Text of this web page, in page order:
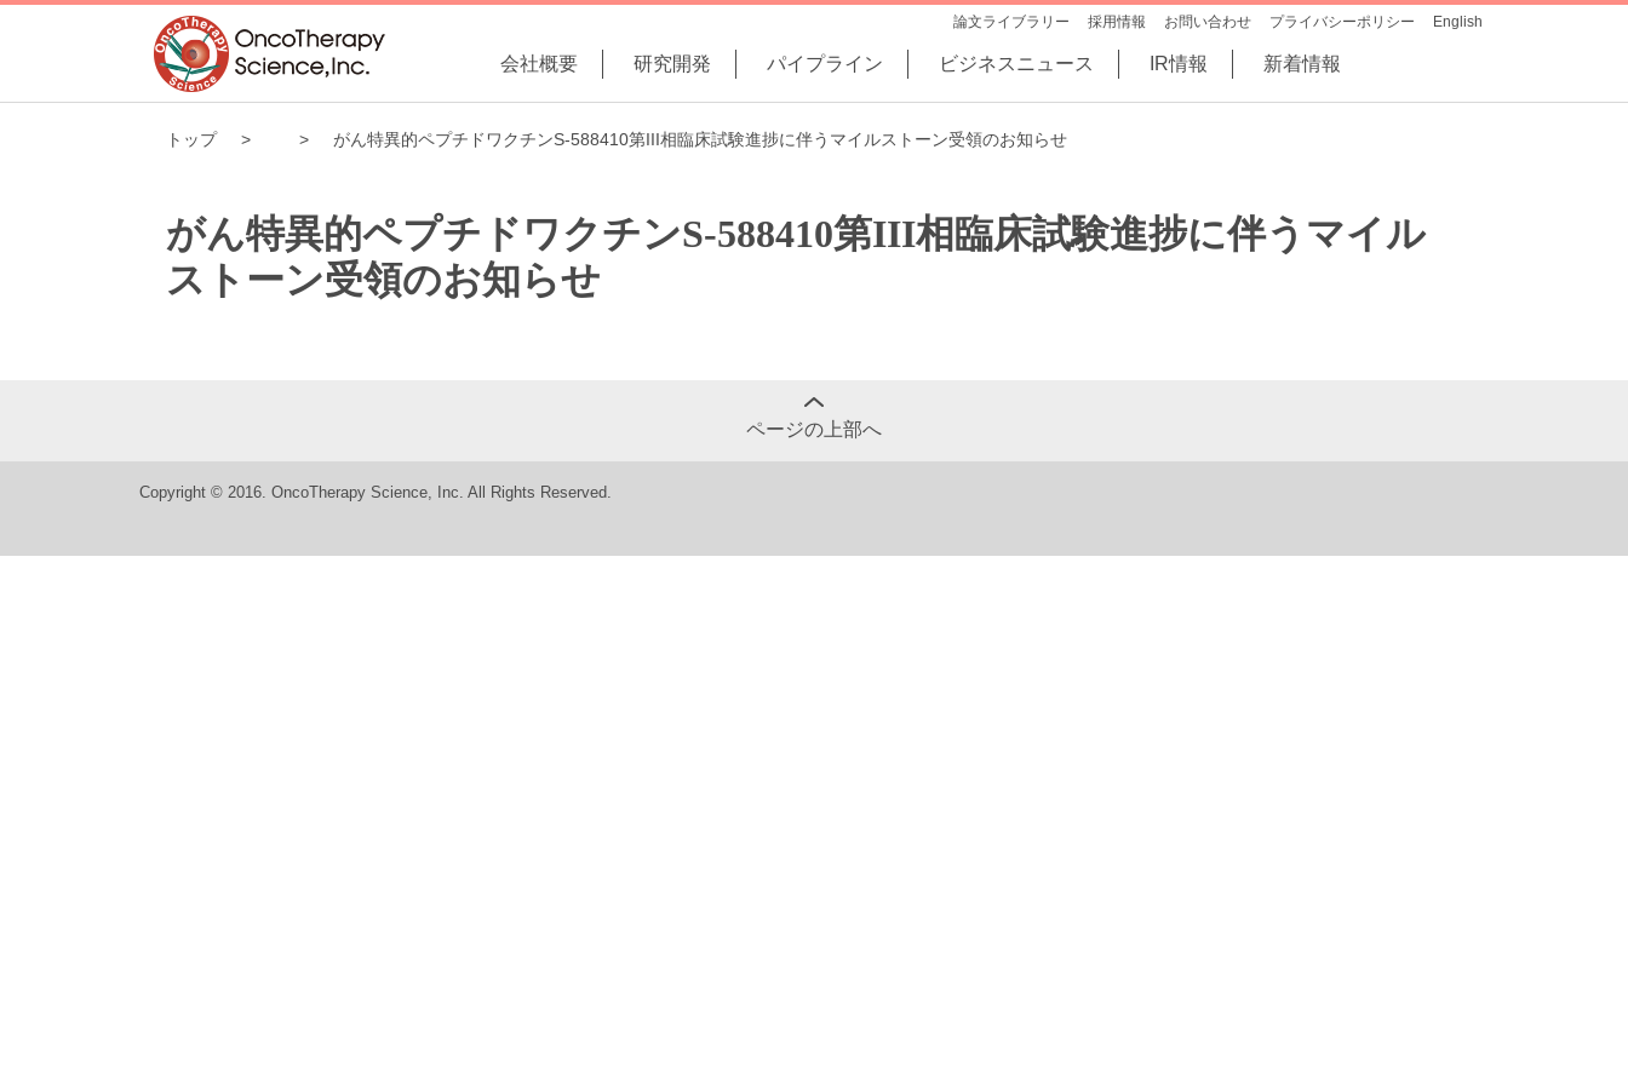
論文ライブラリー 採用情報 お問い合わせ プライバシーポリシー English
会社概要 研究開発 パイプライン ビジネスニュース IR情報 新着情報
トップ がん特異的ペプチドワクチンS-588410第III相臨床試験進捗に伴うマイルストーン受領のお知らせ
がん特異的ペプチドワクチンS-588410第III相臨床試験進捗に伴うマイル
ストーン受領のお知らせ
ページの上部へ
Copyright © 2016. OncoTherapy Science, Inc. All Rights Reserved.